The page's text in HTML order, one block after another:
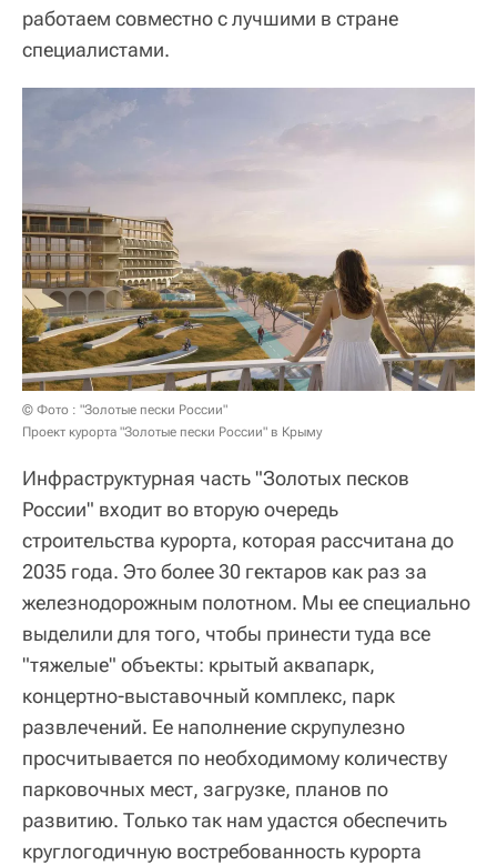
работаем совместно с лучшими в стране
специалистами.
© Фото : "Золотые пески России"
Проект курорта "Золотые пески России" в Крыму
Инфраструктурная часть "Золотых песков
России" входит во вторую очередь
строительства курорта, которая рассчитана до
2035 года. Это более 30 гектаров как раз за
железнодорожным полотном. Мы ее специально
выделили для того, чтобы принести туда все
"тяжелые" объекты: крытый аквапарк,
концертно-выставочный комплекс, парк
развлечений. Ее наполнение скрупулезно
просчитывается по необходимому количеству
парковочных мест, загрузке, планов по
развитию. Только так нам удастся обеспечить
круглогодичную востребованность курорта